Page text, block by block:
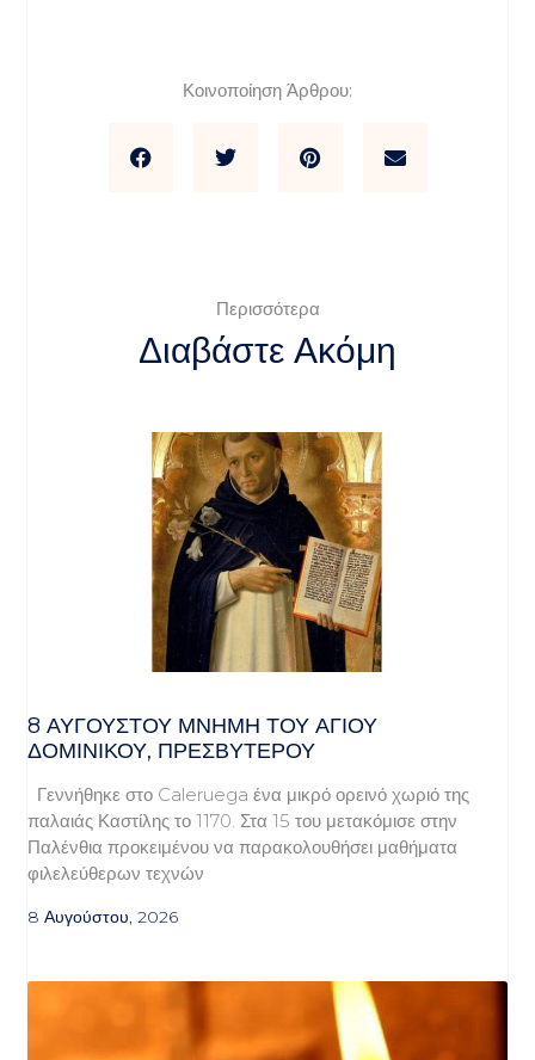
Κοινοποίηση Άρθρου:
Περισσότερα
Διαβάστε Ακόμη
8 ΑΥΓΟΥΣΤΟΥ ΜΝΗΜΗ ΤΟΥ ΑΓΙΟΥ
ΔΟΜΙΝΙΚΟΥ, ΠΡΕΣΒΥΤΕΡΟΥ
Γεννήθηκε στο Caleruega ένα μικρό ορεινό χωριό της
παλαιάς Καστίλης το 1170. Στα 15 του μετακόμισε στην
Παλένθια προκειμένου να παρακολουθήσει μαθήματα
φιλελεύθερων τεχνών
8 Αυγούστου, 2026